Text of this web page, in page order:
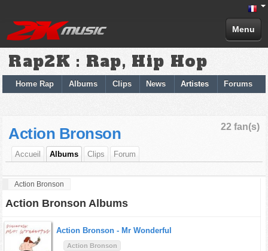
Menu
Rap2K : Rap, Hip Hop
Home Rap Albums Clips News Artistes Forums
22 fan(s)
Action Bronson
Accueil Albums Clips Forum
Action Bronson
Action Bronson Albums
Action Bronson - Mr Wonderful
Action Bronson